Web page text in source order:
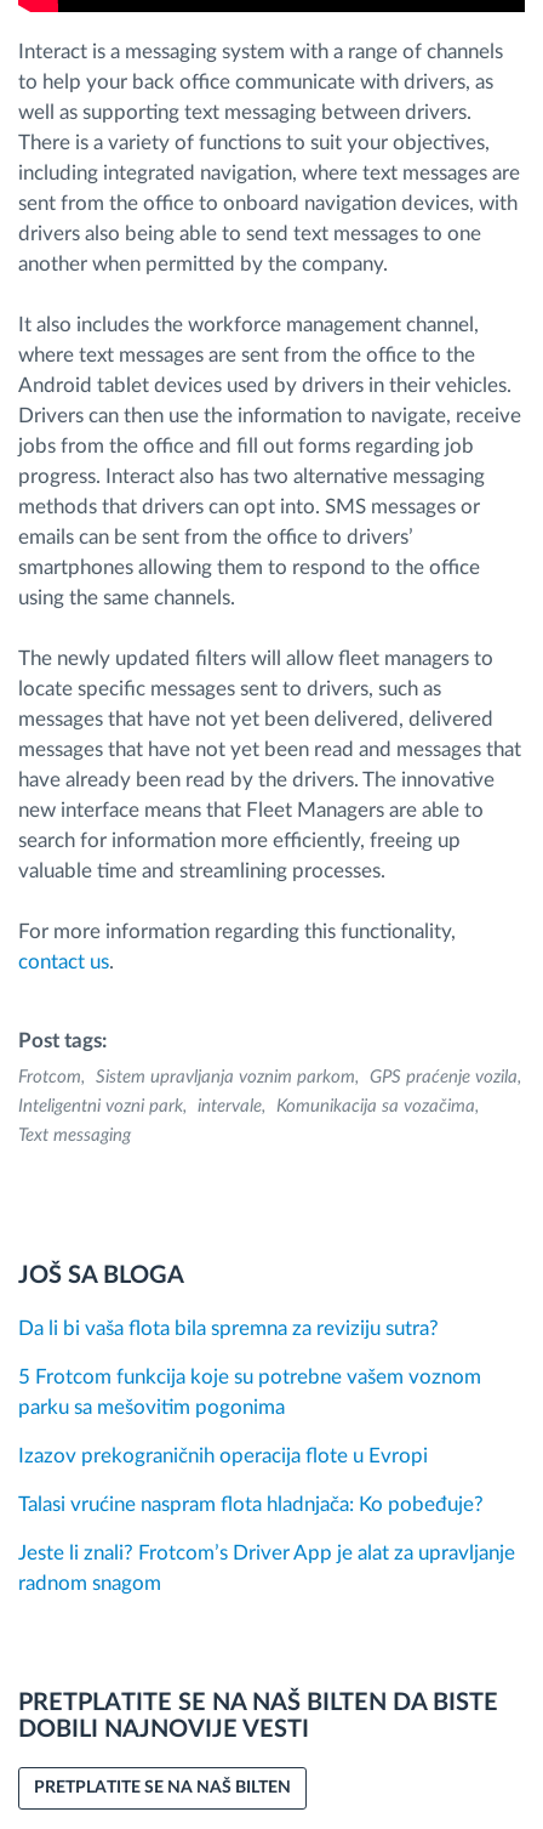
Kalkulator uštede
Interact is a messaging system with a range of channels
to help your back office communicate with drivers, as
well as supporting text messaging between drivers.
There is a variety of functions to suit your objectives,
including integrated navigation, where text messages are
sent from the office to onboard navigation devices, with
drivers also being able to send text messages to one
another when permitted by the company.
It also includes the workforce management channel,
where text messages are sent from the office to the
Android tablet devices used by drivers in their vehicles.
Drivers can then use the information to navigate, receive
jobs from the office and fill out forms regarding job
progress. Interact also has two alternative messaging
methods that drivers can opt into. SMS messages or
emails can be sent from the office to drivers’
smartphones allowing them to respond to the office
using the same channels.
The newly updated filters will allow fleet managers to
locate specific messages sent to drivers, such as
messages that have not yet been delivered, delivered
messages that have not yet been read and messages that
have already been read by the drivers. The innovative
new interface means that Fleet Managers are able to
search for information more efficiently, freeing up
valuable time and streamlining processes.
For more information regarding this functionality,
contact us.
Post tags:
Frotcom Sistem upravljanja voznim parkom
GPS praćenje vozila
Inteligentni vozni park
intervale
Komunikacija sa vozačima
Text messaging
JOŠ SA BLOGA
Da li bi vaša flota bila spremna za reviziju sutra?
5 Frotcom funkcija koje su potrebne vašem voznom
parku sa mešovitim pogonima
Izazov prekograničnih operacija flote u Evropi
Talasi vrućine naspram flota hladnjača: Ko pobeđuje?
Jeste li znali? Frotcom’s Driver App je alat za upravljanje
radnom snagom
PRETPLATITE SE NA NAŠ BILTEN DA BISTE
DOBILI NAJNOVIJE VESTI
PRETPLATITE SE NA NAŠ BILTEN